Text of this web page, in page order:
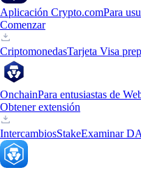
Aplicación Crypto.comPara
Comenzar
CriptomonedasTarjeta Visa
OnchainPara entusiastas de
Obtener extensión
IntercambiosStakeExaminar